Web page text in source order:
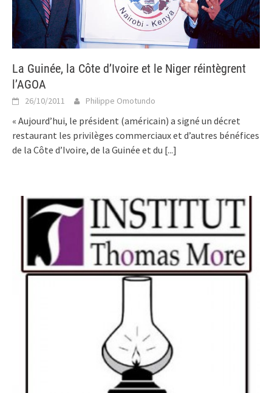
La Guinée, la Côte d’Ivoire et le Niger réintègrent
l’AGOA
26/10/2011 Philippe Omotundo
« Aujourd’hui, le président (américain) a signé un décret
restaurant les privilèges commerciaux et d’autres bénéfices
de la Côte d’Ivoire, de la Guinée et du [...]